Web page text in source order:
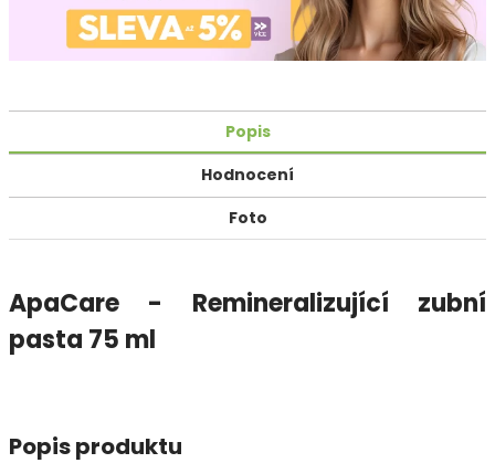
Popis
Hodnocení
Foto
ApaCare - Remineralizující zubní
pasta 75 ml
Popis produktu